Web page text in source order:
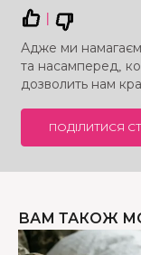
|
Адже ми
та насамперед,
дозволить нам
ПОДІЛИТИСЯ
ВАМ ТАКОЖ